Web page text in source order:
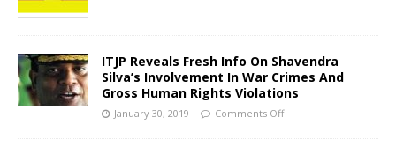
ITJP Reveals Fresh Info On Shavendra
Silva’s Involvement In War Crimes And
Gross Human Rights Violations
January 30, 2019 Comments Off